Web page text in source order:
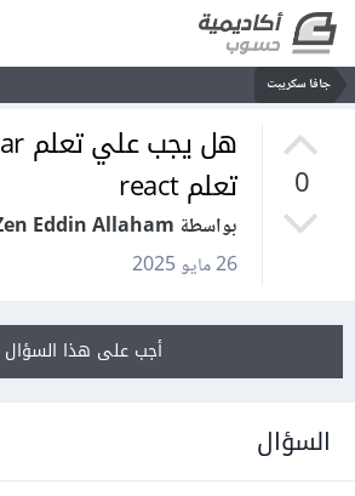
جافا سكريبت
0
تعلم react
بواسطة Zen Eddin Allaham
26 مايو 2025
أجب على هذا السؤال
السؤال